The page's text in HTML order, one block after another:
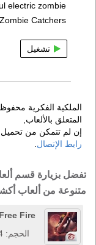
electric zombie
Catchers
تشغيل
الملكية الفكرية
المتعلق بالألعاب,
إن لم تتمكن من تحميل
رابط الإتصال
تفضل بزيارة قسم
متنوعة من ألعاب
Fire
الحجم: 60.4 MB